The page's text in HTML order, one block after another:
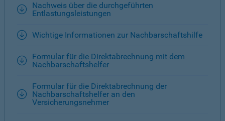
Nachweis über die durchgeführten
Entlastungsleistungen
Wichtige Informationen zur Nachbarschaftshilfe
Formular für die Direktabrechnung mit dem
Nachbarschaftshelfer
Formular für die Direktabrechnung der
Nachbarschaftshelfer an den
Versicherungsnehmer